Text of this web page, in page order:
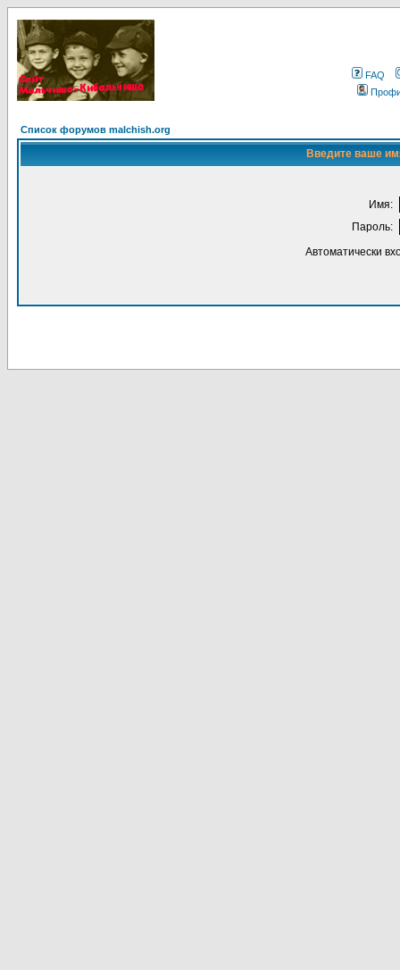
FAQ
Список форумов malchish.org
Введите ваше
Имя:
Пароль:
Автоматически